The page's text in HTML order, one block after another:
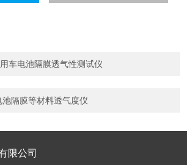
车电池隔膜透气性测试仪
池隔膜等材料透气度仪
限公司